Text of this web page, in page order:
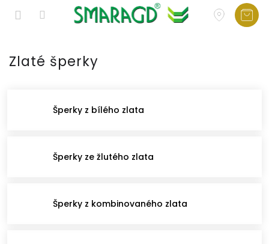
obsah
Zlaté šperky
Šperky z bílého zlata
Šperky ze žlutého zlata
Šperky z kombinovaného zlata